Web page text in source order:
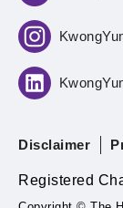
Disclaimer
Registered